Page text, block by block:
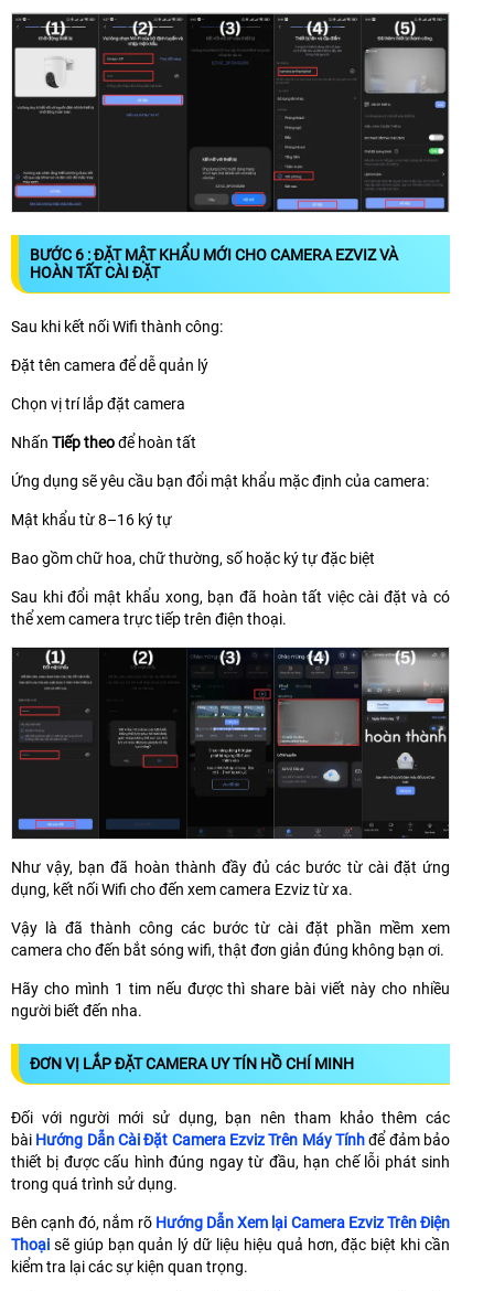
BƯỚC 6 : ĐẶT MẬT KHẨU MỚI CHO CAMERA EZVIZ VÀ
HOÀN TẤT CÀI ĐẶT
Sau khi kết nối Wifi thành công:
Đặt tên camera để dễ quản lý
Chọn vị trí lắp đặt camera
Nhấn Tiếp theođể hoàn tất
Ứng dụng sẽ yêu cầu bạn đổi mật khẩu mặc định của camera:
Mật khẩu từ 8–16 ký tự
Bao gồm chữ hoa, chữ thường, số hoặc ký tự đặc biệt
Sau khi đổi mật khẩu xong, bạn đã hoàn tất việc cài đặt và có
thể xem camera trực tiếp trên điện thoại.
Như vậy, bạn đã hoàn thành đầy đủ các bước từ cài đặt ứng
dụng, kết nối Wifi cho đến xem camera Ezviz từ xa.
Vậy là đã thành công các bước từ cài đặt phần mềm xem
camera cho đến bắt sóng wifi, thật đơn giản đúng không bạn ơi.
Hãy cho mình 1 tim nếu được thì share bài viết này cho nhiều
người biết đến nha.
ĐƠN VỊ LẮP ĐẶT CAMERA UY TÍN HỒ CHÍ MINH
Đối với người mới sử dụng, bạn nên tham khảo thêm các
bài Hướng Dẫn Cài Đặt Camera Ezviz Trên Máy Tínhđể đảm bảo
thiết bị được cấu hình đúng ngay từ đầu, hạn chế lỗi phát sinh
trong quá trình sử dụng.
Bên cạnh đó, nắm rõ Hướng Dẫn Xem lại Camera Ezviz Trên Điện
Thoại sẽ giúp bạn quản lý dữ liệu hiệu quả hơn, đặc biệt khi cần
kiểm tra lại các sự kiện quan trọng.